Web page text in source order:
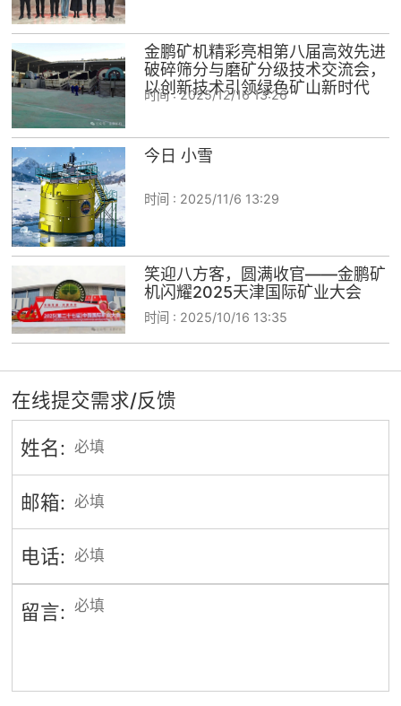
金鹏矿机精彩亮相第八届高效先进
破碎筛分与磨矿分级技术交流会，
以创新技术引领绿色矿山新时代
时间 :2025/12/16 13:26
今日 小雪
时间 : 2025/11/6 13:29
笑迎八方客，圆满收官——金鹏矿
机闪耀2025天津国际矿业大会
时间 : 2025/10/16 13:35
在线提交需求/反馈
姓名:
邮箱:
电话:
留言: